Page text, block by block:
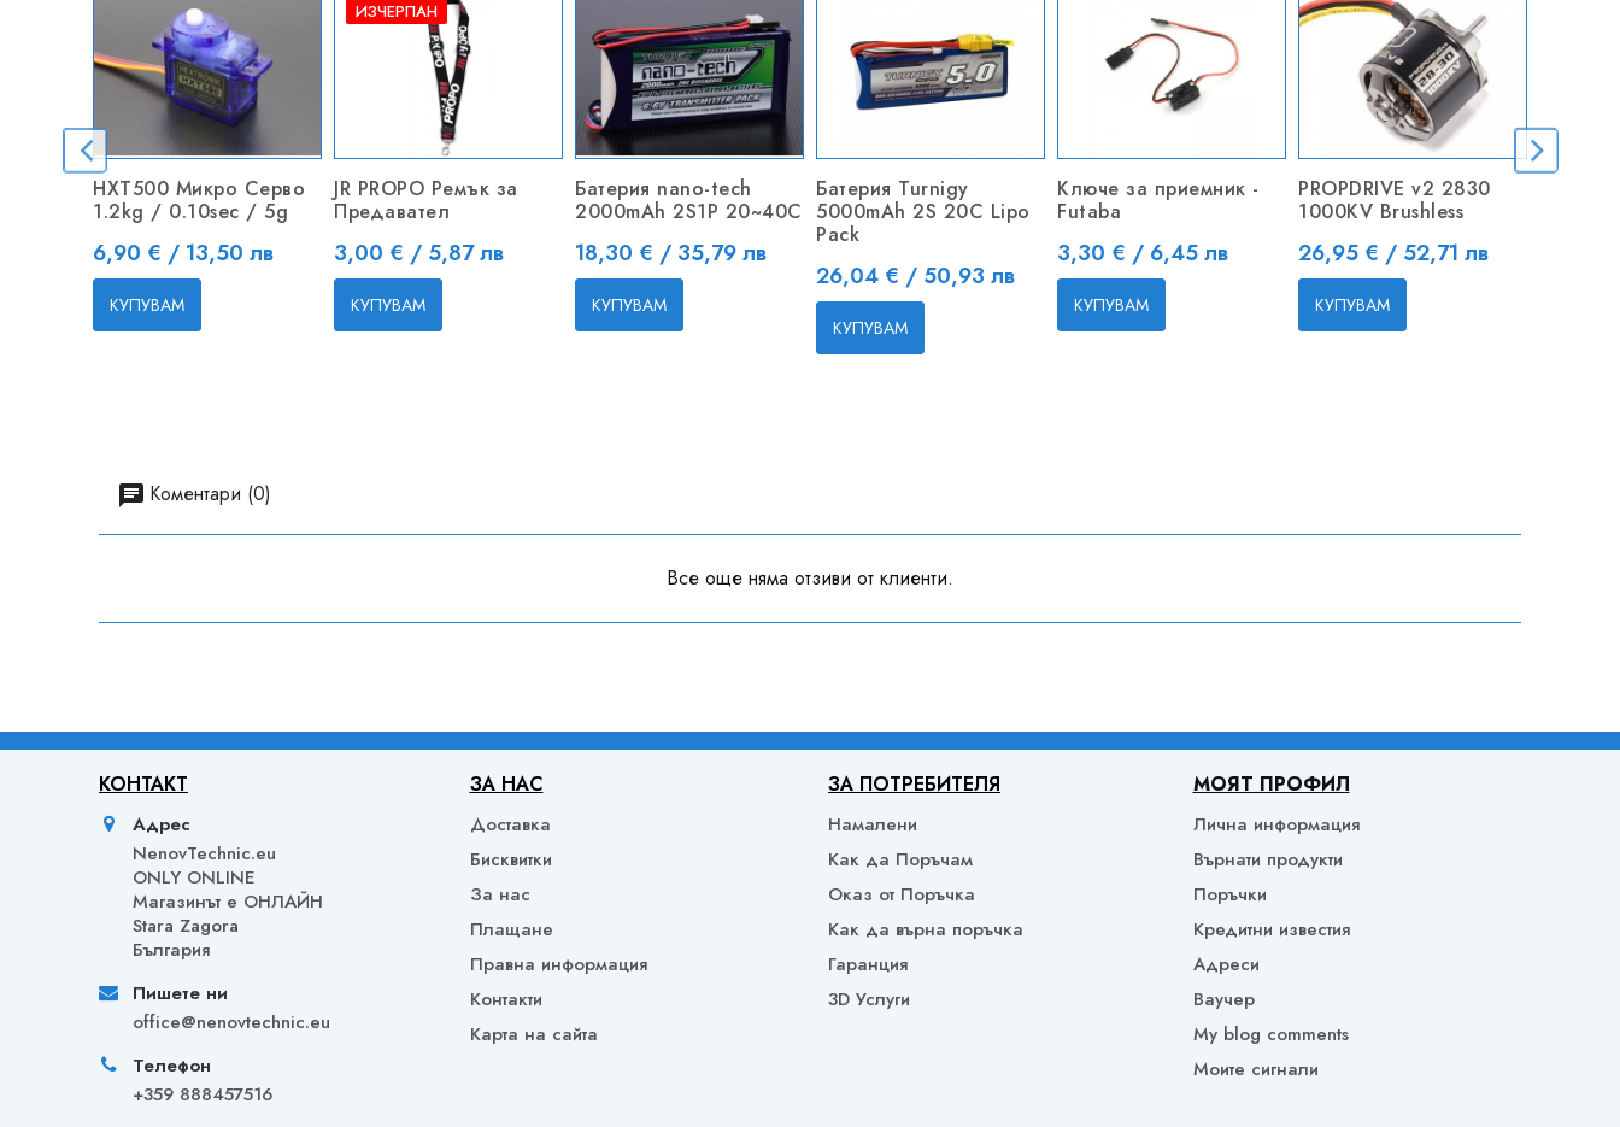
HXT500 Микро Серво
1.2kg / 0.10sec / 5g
Цена
6,90 € / 13,50 лв
КУПУВАМ
ИЗЧЕРПАН
JR PROPO Ремък за
Предавател
Цена
3,00 € / 5,87 лв
КУПУВАМ
Батерия nano-tech
2000mAh 2S1P 20~40C
Цена
18,30 € / 35,79 лв
КУПУВАМ
Батерия Turnigy
5000mAh 2S 20C Lipo
Pack
Цена
26,04 € / 50,93 лв
КУПУВАМ
Ключе за приемник -
Futaba
Цена
3,30 € / 6,45 лв
КУПУВАМ
PROPDRIVE v2 2830
1000KV Brushless
Цена
26,95 € / 52,71 лв
КУПУВАМ
Коментари (0)
Все още няма отзиви от клиенти.
КОНТАКТ
Адрес
NenovTechnic.eu
ONLY ONLINE
Mагазинът е ОНЛАЙН
Stara Zagora
България
Пишете ни
office@nenovtechnic.eu
Телефон
+359 888457516
ЗА НАС
Доставка
Бисквитки
За нас
Плащане
Правна информация
Контакти
Карта на сайта
ЗА ПОТРЕБИТЕЛЯ
Намалени
Как да Поръчам
Оказ от Поръчка
Как да върна поръчка
Гаранция
3D Услуги
МОЯТ ПРОФИЛ
Лична информация
Върнати продукти
Поръчки
Кредитни известия
Адреси
Ваучер
My blog comments
Моите сигнали